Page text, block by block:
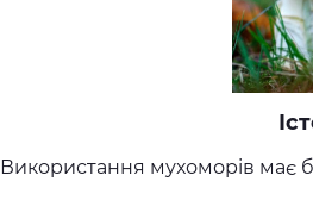
Використання мухоморів має